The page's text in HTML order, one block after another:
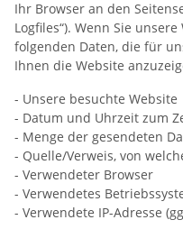
Ihr Browser an den
Logfiles“). Wenn Sie
folgenden Daten, die für
Ihnen die Website
- Unsere besuchte Website
- Datum und Uhrzeit zum
- Menge der gesendeten
- Quelle/Verweis, von
- Verwendeter Browser
- Verwendetes
- Verwendete IP-Adresse